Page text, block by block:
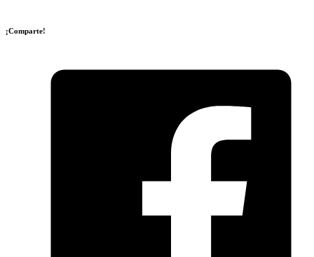
¡Comparte!